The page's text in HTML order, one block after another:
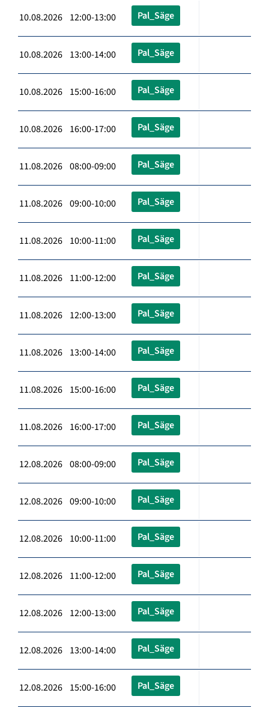
10.08.2026 12:00-13:00 Pal_Säge
10.08.2026 13:00-14:00 Pal_Säge
10.08.2026 15:00-16:00 Pal_Säge
10.08.2026 16:00-17:00 Pal_Säge
11.08.2026 08:00-09:00 Pal_Säge
11.08.2026 09:00-10:00 Pal_Säge
11.08.2026 10:00-11:00 Pal_Säge
11.08.2026 11:00-12:00 Pal_Säge
11.08.2026 12:00-13:00 Pal_Säge
11.08.2026 13:00-14:00 Pal_Säge
11.08.2026 15:00-16:00 Pal_Säge
11.08.2026 16:00-17:00 Pal_Säge
12.08.2026 08:00-09:00 Pal_Säge
12.08.2026 09:00-10:00 Pal_Säge
12.08.2026 10:00-11:00 Pal_Säge
12.08.2026 11:00-12:00 Pal_Säge
12.08.2026 12:00-13:00 Pal_Säge
12.08.2026 13:00-14:00 Pal_Säge
12.08.2026 15:00-16:00 Pal_Säge